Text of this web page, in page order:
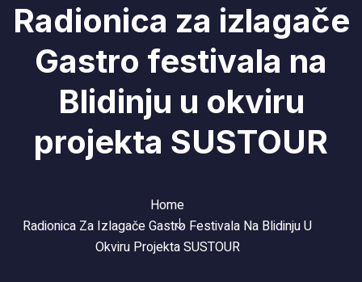
Radionica za izlagače
Gastro festivala na
Blidinju u okviru
projekta SUSTOUR
Home
Radionica Za Izlagače Gastro Festivala Na Blidinju U
Okviru Projekta SUSTOUR